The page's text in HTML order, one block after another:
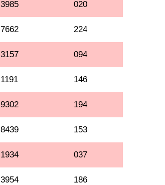
3985 020
7662 224
3157 094
1191 146
9302 194
8439 153
1934 037
3954 186